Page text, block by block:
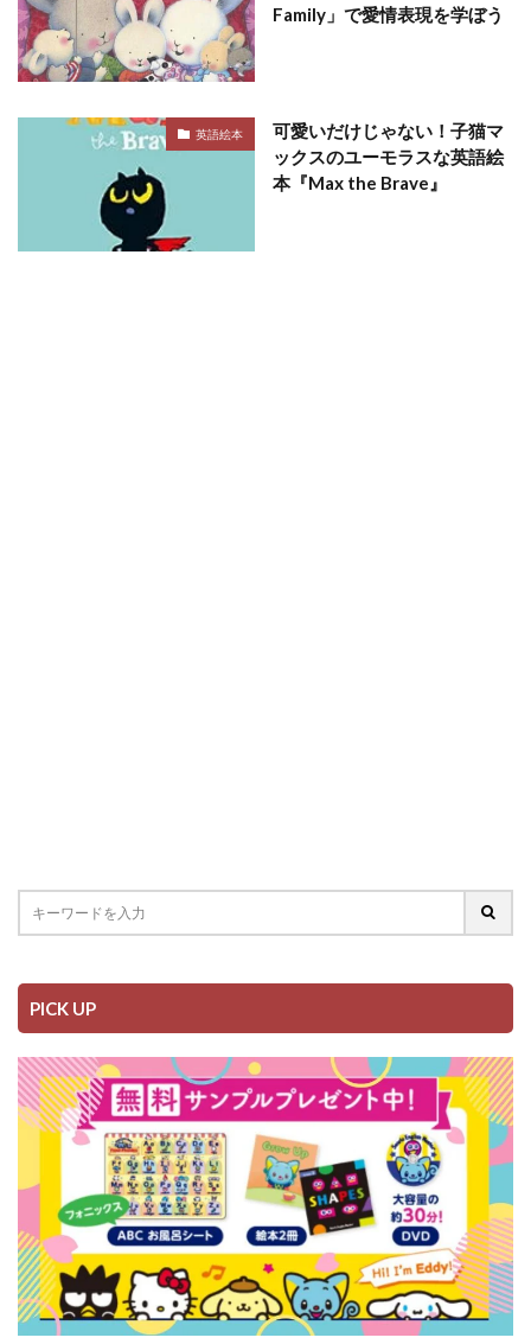
Family」で愛情表現を学ぼう
英語絵本
可愛いだけじゃない！子猫マ
ックスのユーモラスな英語絵
本『Max the Brave』
PICK UP